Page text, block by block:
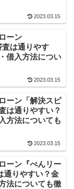
2023.03.15
ーン
査は通りやす
借入方法につい
2023.03.15
ーン「解決スピ
は通りやすい？
方法についても
2023.03.15
ーン『べんリー
通りやすい？金
法についても徹